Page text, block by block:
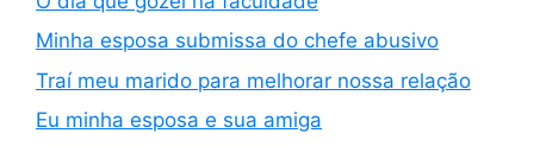
Minha esposa submissa do chefe abusivo
Traí meu marido para melhorar nossa relação
Eu minha esposa e sua amiga